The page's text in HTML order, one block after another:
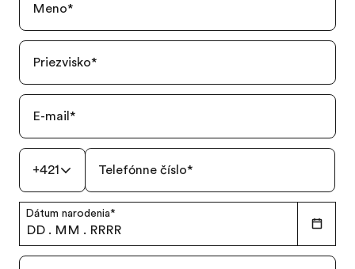
Meno*
Priezvisko*
E-mail *
+421 Telefónne číslo*
Dátum narodenia*
DD . MM . RRRR